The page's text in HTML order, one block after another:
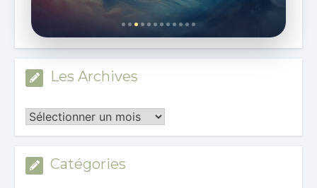
Les Archives
Les
Archives
Catégories